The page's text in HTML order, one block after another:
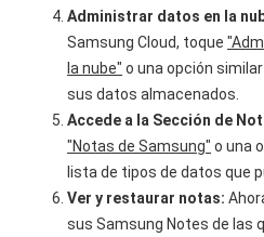
Administrar datos en la
Samsung Cloud, toque
la nube" o una opción
sus datos almacenados.
Accede a la Sección de
"Notas de Samsung" o una
lista de tipos de datos que
Ver y restaurar notas:
sus Samsung Notes de las